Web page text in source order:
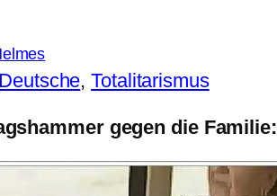
, Totalitarismus
gegen die Familie: